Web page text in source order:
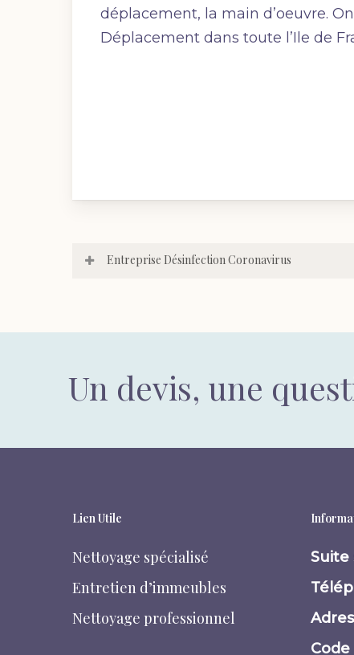
déplacement, la main d’oeuvre.
Déplacement dans toute l’Ile de
Entreprise Désinfection Coronavirus
Un devis, une
Lien Utile
Nettoyage spécialisé
Entretien d’immeubles
Nettoyage professionnel
Suite